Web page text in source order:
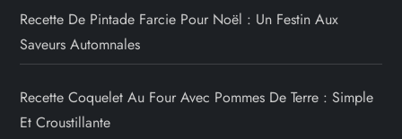
Recette De Pintade Farcie Pour Noël : Un Festin Aux
Saveurs Automnales
Recette Coquelet Au Four Avec Pommes De Terre : Simple
Et Croustillante